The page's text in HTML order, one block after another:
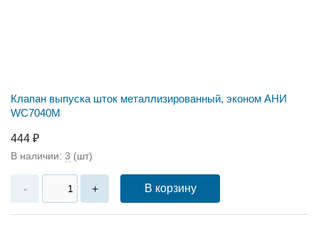
Клапан выпуска шток металлизированный, эконом АНИ
WC7040M
444 ₽
В наличии: 3 (шт)
- + В корзину